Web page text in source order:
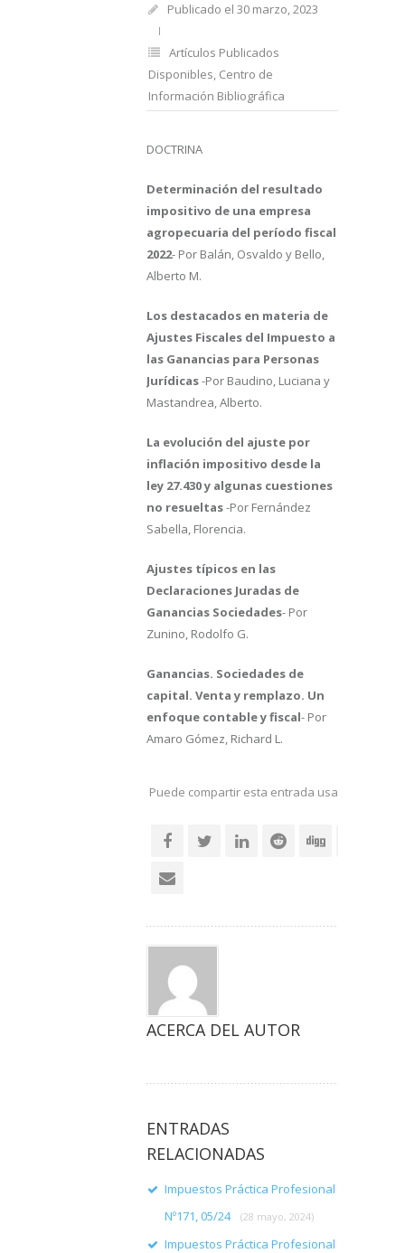
Publicado el 30 marzo, 2023
Artículos Publicados
Disponibles, Centro de
Información Bibliográfica
DOCTRINA
Determinación del resultado
impositivo de una empresa
agropecuaria del período fiscal
2022- Por Balán, Osvaldo y Bello,
Alberto M.
Los destacados en materia de
Ajustes Fiscales del Impuesto a
las Ganancias para Personas
Jurídicas-Por Baudino, Luciana y
Mastandrea, Alberto.
La evolución del ajuste por
inflación impositivo desde la
ley 27.430 y algunas cuestiones
no resueltas-Por Fernández
Sabella, Florencia.
Ajustes típicos en las
Declaraciones Juradas de
Ganancias Sociedades- Por
Zunino, Rodolfo G.
Ganancias. Sociedades de
capital. Venta y remplazo. Un
enfoque contable y fiscal- Por
Amaro Gómez, Richard L.
Puede compartir esta entrada usando sus
ACERCA DEL AUTOR
ENTRADAS
RELACIONADAS
Impuestos Práctica Profesional
Nº171, 05/24
(28 mayo, 2024)
Impuestos Práctica Profesional